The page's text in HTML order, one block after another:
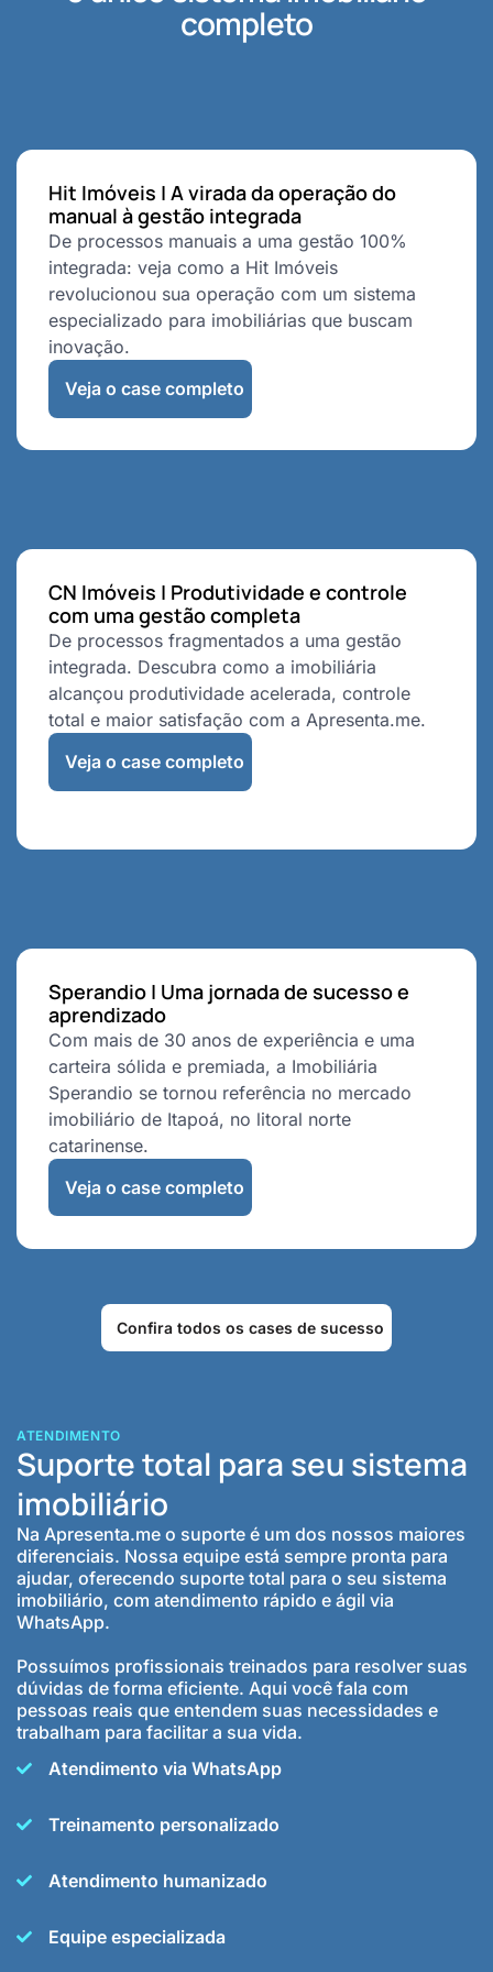
completo
Hit Imóveis | A virada da operação do
manual à gestão integrada
De processos manuais a uma gestão 100%
integrada: veja como a Hit Imóveis
revolucionou sua operação com um sistema
especializado para imobiliárias que buscam
inovação.
Veja o case completo
CN Imóveis | Produtividade e controle
com uma gestão completa
De processos fragmentados a uma gestão
integrada. Descubra como a imobiliária
alcançou produtividade acelerada, controle
total e maior satisfação com a Apresenta.me.
Veja o case completo
Sperandio | Uma jornada de sucesso e
aprendizado
Com mais de 30 anos de experiência e uma
carteira sólida e premiada, a Imobiliária
Sperandio se tornou referência no mercado
imobiliário de Itapoá, no litoral norte
catarinense.
Veja o case completo
Confira todos os cases de sucesso
ATENDIMENTO
Suporte total para seu sistema
imobiliário
Na Apresenta.me o suporte é um dos nossos maiores
diferenciais. Nossa equipe está sempre pronta para
ajudar, oferecendo suporte total para o seu sistema
imobiliário, com atendimento rápido e ágil via
WhatsApp.
Possuímos profissionais treinados para resolver suas
dúvidas de forma eficiente. Aqui você fala com
pessoas reais que entendem suas necessidades e
trabalham para facilitar a sua vida.
Atendimento via WhatsApp
Treinamento personalizado
Atendimento humanizado
Equipe especializada